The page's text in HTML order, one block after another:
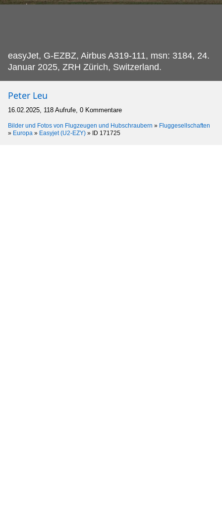
easyJet, G-EZBZ, Airbus A319-111, msn: 3184, 24.
Januar 2025, ZRH Zürich, Switzerland.
Peter Leu
16.02.2025, 118 Aufrufe, 0 Kommentare
Bilder und Fotos von Flugzeugen und Hubschraubern » Fluggesellschaften
» Europa » Easyjet (U2-EZY) » ID 171725